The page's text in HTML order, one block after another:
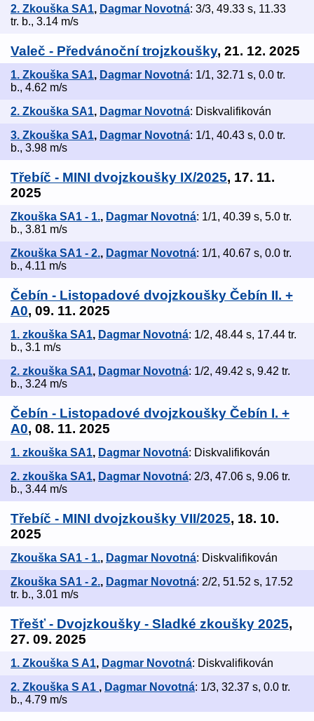
2. Zkouška SA1, Dagmar Novotná: 3/3, 49.33 s, 11.33
tr. b., 3.14 m/s
Valeč - Předvánoční trojzkoušky, 21. 12. 2025
1. Zkouška SA1, Dagmar Novotná: 1/1, 32.71 s, 0.0 tr.
b., 4.62 m/s
2. Zkouška SA1, Dagmar Novotná: Diskvalifikován
3. Zkouška SA1, Dagmar Novotná: 1/1, 40.43 s, 0.0 tr.
b., 3.98 m/s
Třebíč - MINI dvojzkoušky IX/2025, 17. 11.
2025
Zkouška SA1 - 1., Dagmar Novotná: 1/1, 40.39 s, 5.0 tr.
b., 3.81 m/s
Zkouška SA1 - 2., Dagmar Novotná: 1/1, 40.67 s, 0.0 tr.
b., 4.11 m/s
Čebín - Listopadové dvojzkoušky Čebín II. +
A0, 09. 11. 2025
1. zkouška SA1, Dagmar Novotná: 1/2, 48.44 s, 17.44 tr.
b., 3.1 m/s
2. zkouška SA1, Dagmar Novotná: 1/2, 49.42 s, 9.42 tr.
b., 3.24 m/s
Čebín - Listopadové dvojzkoušky Čebín I. +
A0, 08. 11. 2025
1. zkouška SA1, Dagmar Novotná: Diskvalifikován
2. zkouška SA1, Dagmar Novotná: 2/3, 47.06 s, 9.06 tr.
b., 3.44 m/s
Třebíč - MINI dvojzkoušky VII/2025, 18. 10.
2025
Zkouška SA1 - 1., Dagmar Novotná: Diskvalifikován
Zkouška SA1 - 2., Dagmar Novotná: 2/2, 51.52 s, 17.52
tr. b., 3.01 m/s
Třešť - Dvojzkoušky - Sladké zkoušky 2025,
27. 09. 2025
1. Zkouška S A1, Dagmar Novotná: Diskvalifikován
2. Zkouška S A1 , Dagmar Novotná: 1/3, 32.37 s, 0.0 tr.
b., 4.79 m/s